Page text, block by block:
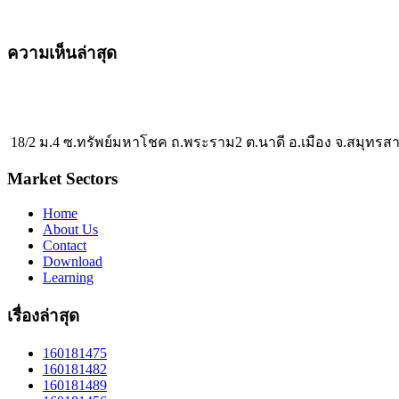
ความเห็นล่าสุด
18/2 ม.4 ซ.ทรัพย์มหาโชค ถ.พระราม2 ต.นาดี อ.เมือง จ.สมุทรส
Market Sectors
Home
About Us
Contact
Download
Learning
เรื่องล่าสุด
160181475
160181482
160181489